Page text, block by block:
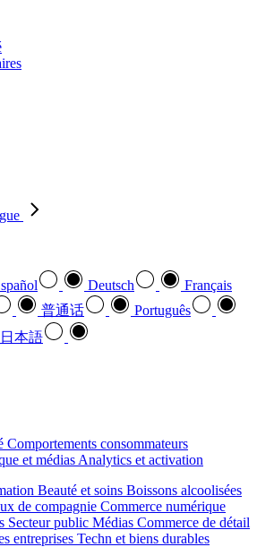
Deutsch
Français
普通话
Português
日本語
Comportements consommateurs
et médias Analytics et activation
Beauté et soins Boissons alcoolisées
de compagnie Commerce numérique
Secteur public Médias Commerce de détail
entreprises Techn et biens durables